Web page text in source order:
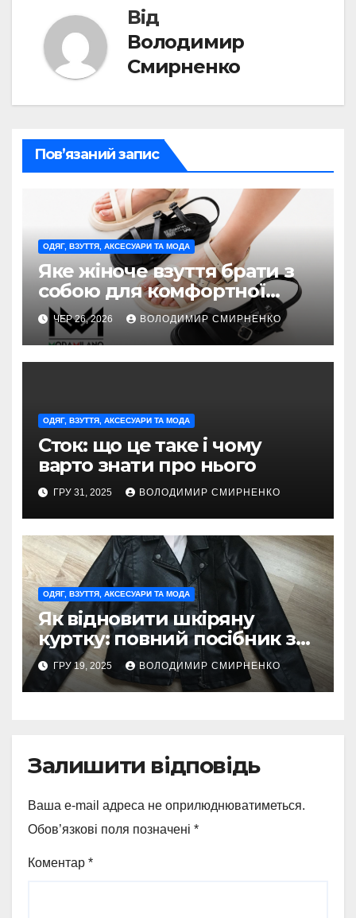
Від
Володимир
Смирненко
Пов’язаний запис
ОДЯГ, ВЗУТТЯ, АКСЕСУАРИ ТА МОДА
Яке жіноче взуття брати з
собою для комфортної
відпустки та скільки пар
потрібно?
ЧЕР 26, 2026 ВОЛОДИМИР СМИРНЕНКО
ОДЯГ, ВЗУТТЯ, АКСЕСУАРИ ТА МОДА
Сток: що це таке і чому
варто знати про нього
ГРУ 31, 2025 ВОЛОДИМИР СМИРНЕНКО
ОДЯГ, ВЗУТТЯ, АКСЕСУАРИ ТА МОДА
Як відновити шкіряну
куртку: повний посібник з
догляду та реставрації
ГРУ 19, 2025 ВОЛОДИМИР СМИРНЕНКО
Залишити відповідь
Ваша e-mail адреса не оприлюднюватиметься.
Обов’язкові поля позначені *
Коментар *